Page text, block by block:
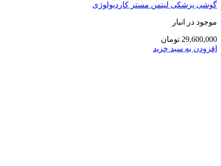
گوشی پزشکی لیتمن مستر کاردیولوژی
موجود در انبار
29,600,000 تومان
افزودن به سبد خرید